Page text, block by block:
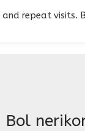
Bol
and repeat visits.